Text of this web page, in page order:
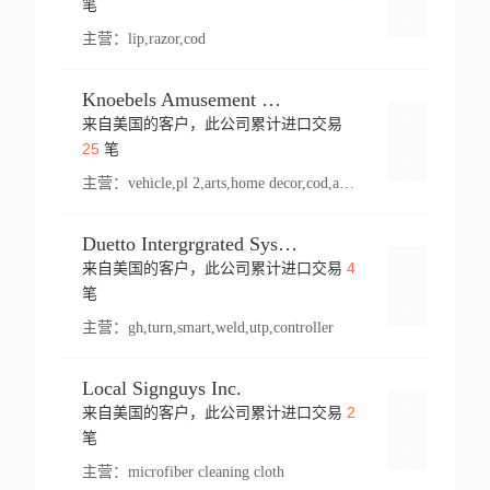
笔
主营： lip,razor,cod
Knoebels Amusement Resort
来自美国的客户，此公司累计进口交易
25笔
主营： vehicle,pl 2,arts,home decor,cod,amusement ride,sea
Duetto Intergrgrated Systems Inc.
来自美国的客户，此公司累计进口交易 4
笔
主营： gh,turn,smart,weld,utp,controller
Local Signguys Inc.
来自美国的客户，此公司累计进口交易 2
笔
主营： microfiber cleaning cloth